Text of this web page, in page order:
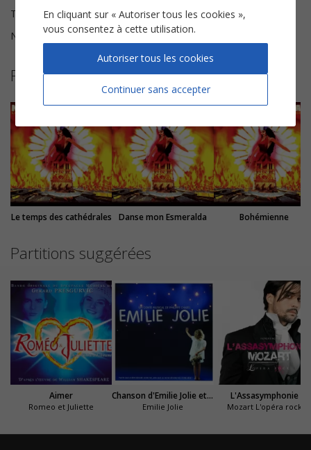
Tonalité
Fa♯ mineur
Nombre de pages
7
Plus de partitions de Notre dame de paris
Le temps des cathédrales Danse mon Esmeralda Bohémienne
Partitions suggérées
Aimer
Romeo et Juliette
Chanson d'Emilie Jolie et du grand oiseau
Emilie Jolie
L'Assasymphonie
Mozart L'opéra rock
En cliquant sur « Autoriser tous les cookies »,
vous consentez à cette utilisation.
Continuer sans accepter
Autoriser tous les cookies